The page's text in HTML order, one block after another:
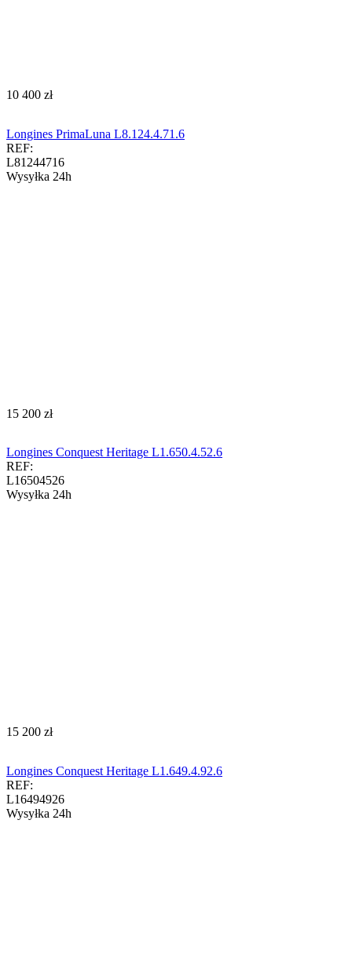
‍10 400‍ zł
Longines PrimaLuna L8.124.4.71.6
REF:
L81244716
Wysyłka 24h
‍15 200‍ zł
Longines Conquest Heritage L1.650.4.52.6
REF:
L16504526
Wysyłka 24h
‍15 200‍ zł
Longines Conquest Heritage L1.649.4.92.6
REF:
L16494926
Wysyłka 24h